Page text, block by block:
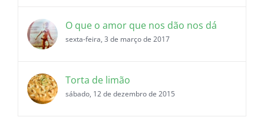
O que o amor que nos dão nos dá
sexta-feira, 3 de março de 2017
Torta de limão
sábado, 12 de dezembro de 2015